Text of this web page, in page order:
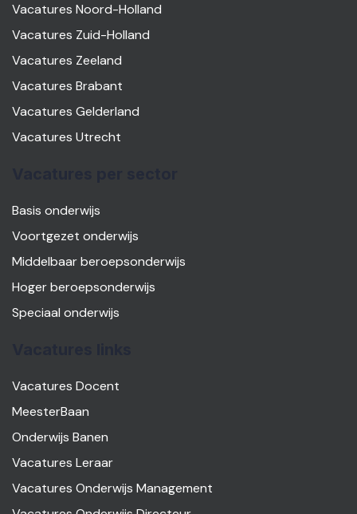
Vacatures Noord-Holland
Vacatures Zuid-Holland
Vacatures Zeeland
Vacatures Brabant
Vacatures Gelderland
Vacatures Utrecht
Basis onderwijs
Voortgezet onderwijs
Middelbaar beroepsonderwijs
Hoger beroepsonderwijs
Speciaal onderwijs
Vacatures Docent
MeesterBaan
Onderwijs Banen
Vacatures Leraar
Vacatures Onderwijs Management